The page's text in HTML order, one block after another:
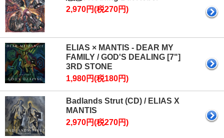
2,970円(税270円)
ELIAS × MANTIS - DEAR MY
FAMILY / GOD'S DEALING [7"]
3RD STONE
1,980円(税180円)
Badlands Strut (CD) / ELIAS X
MANTIS
2,970円(税270円)